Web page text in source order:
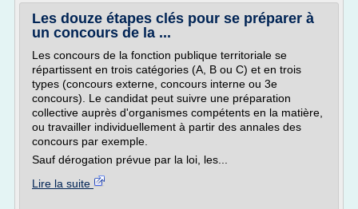
Les douze étapes clés pour se préparer à
un concours de la ...
Les concours de la fonction publique territoriale se
répartissent en trois catégories (A, B ou C) et en trois
types (concours externe, concours interne ou 3e
concours). Le candidat peut suivre une préparation
collective auprès d'organismes compétents en la matière,
ou travailler individuellement à partir des annales des
concours par exemple.
Sauf dérogation prévue par la loi, les...
Lire la suite